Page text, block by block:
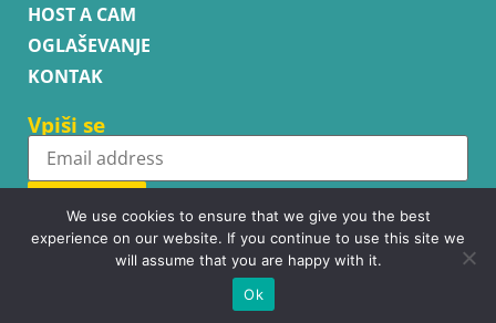
HOST A CAM
OGLAŠEVANJE
KONTAK
Vpiši se
Subscribe
Copyright © WhatsupCams 2016 - 2026. All right reserved.
We use cookies to ensure that we give you the best
experience on our website. If you continue to use this site we
will assume that you are happy with it.
Ok